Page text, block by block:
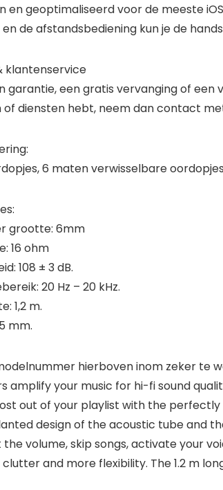
en geoptimaliseerd voor de meeste
de afstandsbediening kun je de
klantenservice
garantie, een gratis vervanging of
diensten hebt, neem dan contact
6 maten verwisselbare
grootte: 6mm
16 ohm
108 ± 3 dB.
20 Hz – 20 kHz.
1,2 m.
mm.
hierboven inom zeker te
amplify your music for hi-fi sound
out of your playlist with the
design of the acoustic tube and
the volume, skip songs, activate your
clutter and more flexibility. The 1.2 m